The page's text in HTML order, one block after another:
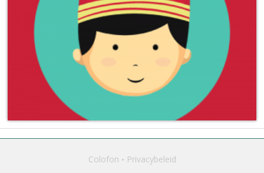
Colofon Privacybeleid